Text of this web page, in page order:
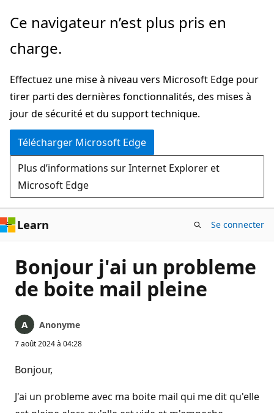
Passer
directement
au
principal
Ce navigateur n’est plus pris en
charge.
Effectuez une mise à niveau vers Microsoft Edge pour
tirer parti des dernières fonctionnalités, des mises à
jour de sécurité et du support technique.
Télécharger Microsoft Edge
Plus d’informations sur Internet Explorer et
Microsoft Edge
Learn Se connecter
Bonjour j'ai un probleme
de boite mail pleine
Anonyme
7 août 2024 à 04:28
Bonjour,
J'ai un probleme avec ma boite mail qui me dit qu'elle